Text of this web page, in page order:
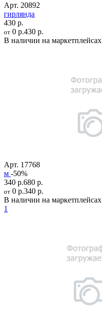
Арт. 20892
гирлянда
430 р.
от 0 р.430 р.
В наличии на маркетплейсах
Арт. 17768
м -50%
340 р.680 р.
от 0 р.340 р.
В наличии на маркетплейсах
1